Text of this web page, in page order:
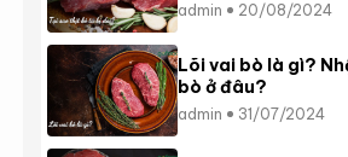
admin 20/08/2024
Lõi vai bò là gì?
bò ở đâu?
admin 31/07/2024